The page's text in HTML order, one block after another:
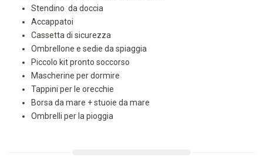
Stendino da doccia
Accappatoi
Cassetta di sicurezza
Ombrellone e sedie da spiaggia
Piccolo kit pronto soccorso
Mascherine per dormire
Tappini per le orecchie
Borsa da mare + stuoie da mare
Ombrelli per la pioggia